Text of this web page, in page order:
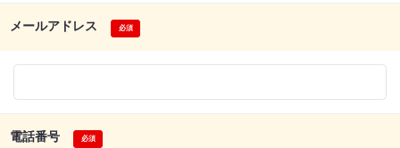
メールアドレス
電話番号